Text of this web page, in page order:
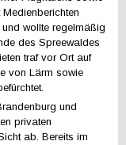
wollte regelmäßig
des Spreewaldes
traf vor Ort auf
von Lärm sowie
und
privaten
ab. Bereits im